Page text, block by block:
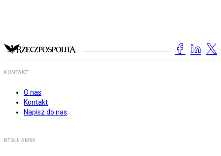
KONTAKT
O nas
Kontakt
Napisz do nas
REGULAMIN